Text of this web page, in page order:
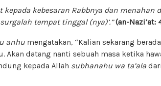
kepada kebesaran Rabbnya dan
tempat tinggal (nya)’.”(an-Nazi’at:
anhu mengatakan, “Kalian sekarang
Akan datang nanti sebuah masa ketika
kepada Allah subhanahu wa ta’ala